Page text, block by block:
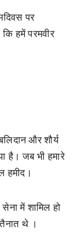
पर
हमें परमवीर
और शौर्य
है। जब भी हमारे
हमीद।
में शामिल हो
थे ।